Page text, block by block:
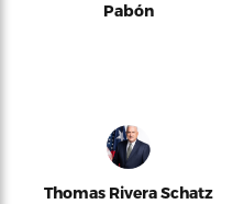
Pabón
Thomas Rivera Schatz